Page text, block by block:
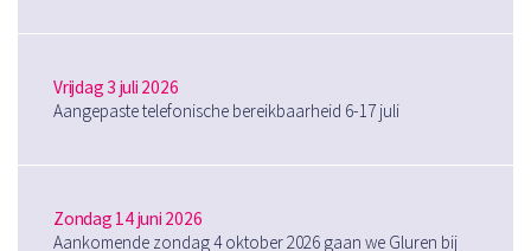
Vrijdag 3 juli 2026
Aangepaste telefonische bereikbaarheid 6-17 juli
Zondag 14 juni 2026
Aankomende zondag 4 oktober 2026 gaan we Gluren bij